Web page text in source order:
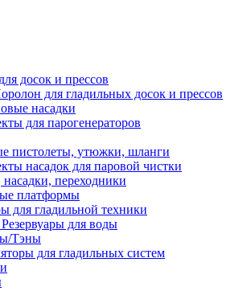
досок и прессов
для гладильных досок и прессов
насадки
для парогенераторов
пистолеты, утюжки, шланги
насадок для паровой чистки
переходники
платформы
для гладильной техники
для воды
Тэны
для гладильных систем